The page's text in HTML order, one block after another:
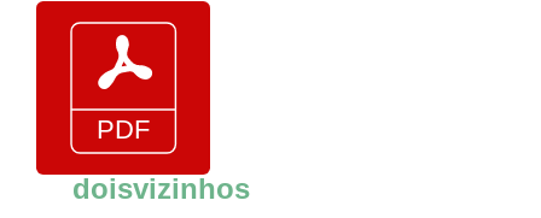
doisvizinhos